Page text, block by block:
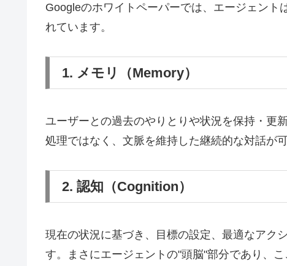
Googleのホワイトペーパーでは、エージェント
れています。
1. メモリ（Memory）
ユーザーとの過去のやりとりや状況を保持・更
処理ではなく、文脈を維持した継続的な対話が
2. 認知（Cognition）
現在の状況に基づき、目標の設定、最適なアク
す。まさにエージェントの"頭脳"部分であり、こ